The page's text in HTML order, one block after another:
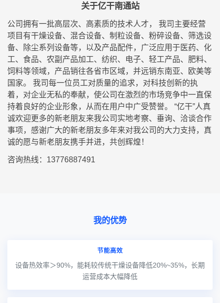
关于亿干南通站
公司拥有一批高层次、高素质的技术人才， 我司主要经营
项目有干燥设备、混合设备、制粒设备、粉碎设备、筛选设
备、除尘系列设备等，以及产品配件，广泛应用于医药、化
工、食品、农副产品加工、纺织、电子、轻工产品、肥料、
饲料等领域，产品销往各省市区域，并远销东南亚、欧美等
国家。 我司每一位员工对质量的追求，对科技创新的执
着，对企业无私的奉献，使公司在激烈的市场竞争中一直保
持着良好的企业形象，从而在用户中广受赞誉。 “亿干”人真
诚欢迎更多的新老朋友来我公司实地考察、垂询、洽谈合作
事项，感谢广大的新老朋友多年来对我公司的大力支持，真
诚的愿与新老朋友携手并进，共创辉煌！
咨询热线：13776887491
我的优势
节能高效
设备热效率＞90%，能耗较传统干燥设备降低20%~35%，长期
运营成本大幅降低